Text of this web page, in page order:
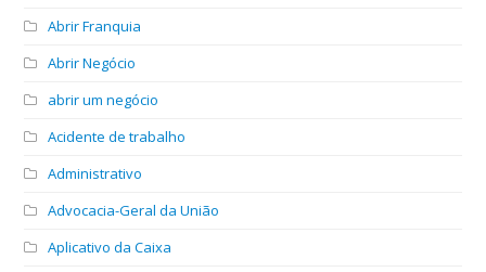
Abrir Franquia
Abrir Negócio
abrir um negócio
Acidente de trabalho
Administrativo
Advocacia-Geral da União
Aplicativo da Caixa